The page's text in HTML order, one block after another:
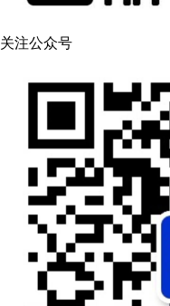
关注公众号